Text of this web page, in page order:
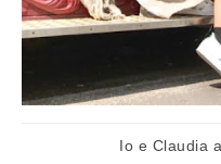
Io e Claudia